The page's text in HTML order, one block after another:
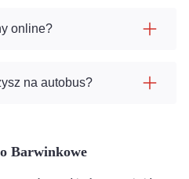
online?
na autobus?
Barwinkowe